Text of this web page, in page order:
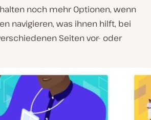
noch mehr Optionen, wenn
navigieren, was ihnen hilft, bei
Seiten vor- oder